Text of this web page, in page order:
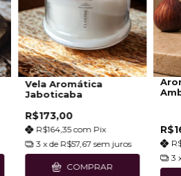
Vela Aromática
Jaboticaba
R$173,00
R$164,35com Pix
3 x de R$57,67 sem juros
COMPRAR
3